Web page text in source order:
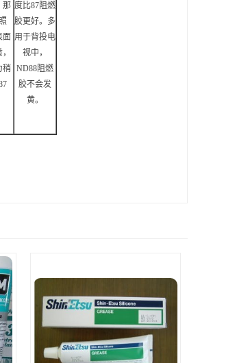
那
面
稍
度比87阻燃
胶更好。多
用于背投电
视中，
ND88阻燃
胶不会发
黄。